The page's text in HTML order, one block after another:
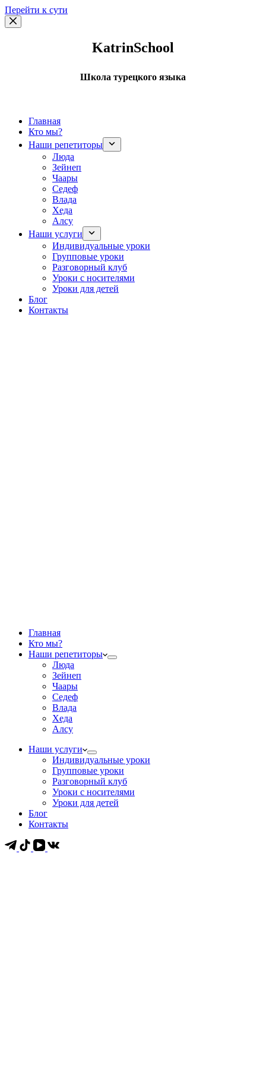
Перейти к сути
KatrinSchool
Школа турецкого языка
Главная
Кто мы?
Наши репетиторы
Люда
Зейнеп
Чаары
Седеф
Влада
Хеда
Алсу
Наши услуги
Индивидуальные уроки
Групповые уроки
Разговорный клуб
Уроки с носителями
Уроки для детей
Блог
Контакты
Главная
Кто мы?
Наши репетиторы
Люда
Зейнеп
Чаары
Седеф
Влада
Хеда
Алсу
Наши услуги
Индивидуальные уроки
Групповые уроки
Разговорный клуб
Уроки с носителями
Уроки для детей
Блог
Контакты